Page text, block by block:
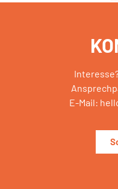
E-Mail: